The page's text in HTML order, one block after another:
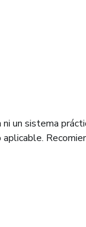
un sistema